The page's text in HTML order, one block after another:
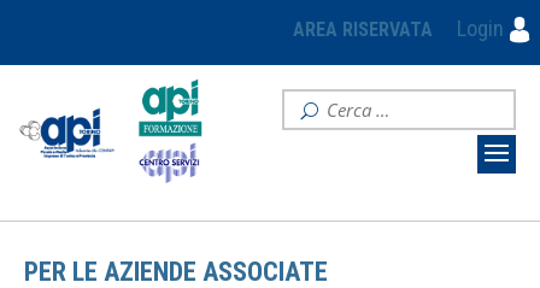
AREA RISERVATA Login
PER LE AZIENDE ASSOCIATE